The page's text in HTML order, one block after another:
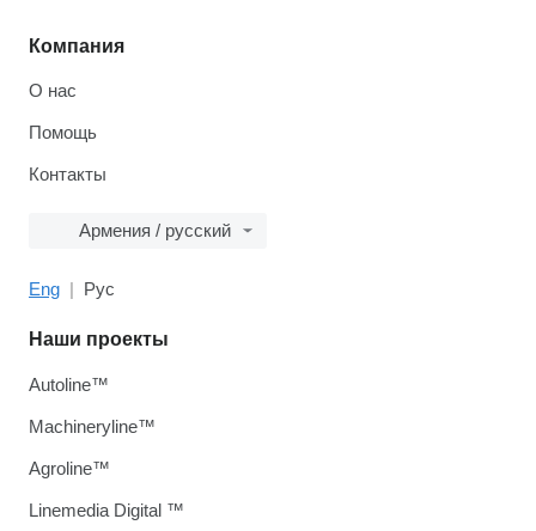
Компания
О нас
Помощь
Контакты
Армения / русский
Eng Рус
Наши проекты
Autoline™
Machineryline™
Agroline™
Linemedia Digital ™